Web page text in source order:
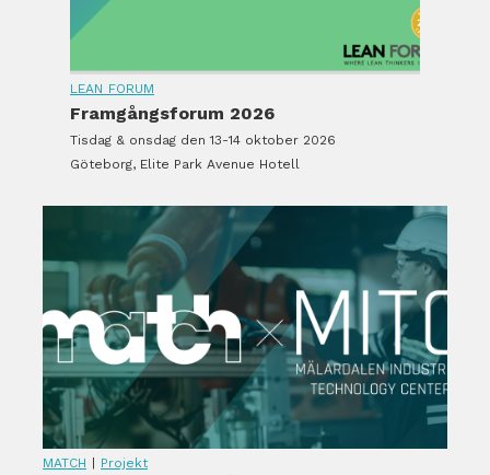
LEAN FORUM
Framgångsforum 2026
Tisdag & onsdag den 13-14 oktober 2026
Göteborg, Elite Park Avenue Hotell
MATCH | Projekt